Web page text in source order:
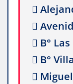


 B°
 B°
